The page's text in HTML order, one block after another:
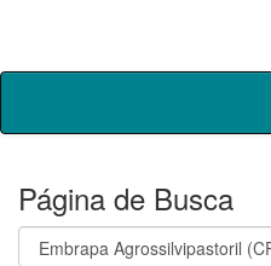
Skip
Página de Busca